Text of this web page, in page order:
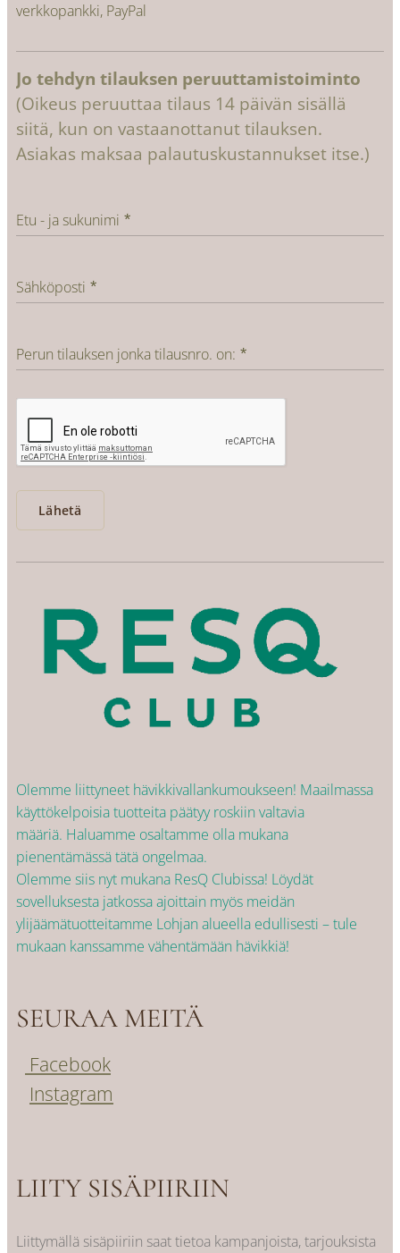
verkkopankki, PayPal
Jo tehdyn tilauksen peruuttamistoiminto
(Oikeus peruuttaa tilaus 14 päivän sisällä
siitä, kun on vastaanottanut tilauksen.
Asiakas maksaa palautuskustannukset itse.)
Etu - ja sukunimi
Sähköposti
Perun tilauksen jonka tilausnro. on:
Lähetä
Olemme liittyneet hävikkivallankumoukseen! Maailmassa
käyttökelpoisia tuotteita päätyy roskiin valtavia
määriä. Haluamme osaltamme olla mukana
pienentämässä tätä ongelmaa.
Olemme siis nyt mukana ResQ Clubissa! Löydät
sovelluksesta jatkossa ajoittain myös meidän
ylijäämätuotteitamme Lohjan alueella edullisesti – tule
mukaan kanssamme vähentämään hävikkiä!
SEURAA MEITÄ
Facebook
Instagram
LIITY SISÄPIIRIIN
Liittymällä sisäpiiriin saat tietoa kampanjoista, tarjouksista